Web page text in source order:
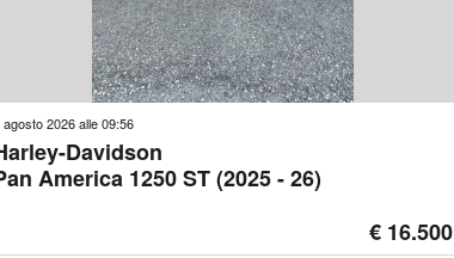
agosto 2026 alle 09:56
Davidson
America 1250 ST (2025 - 26)
€ 16.500